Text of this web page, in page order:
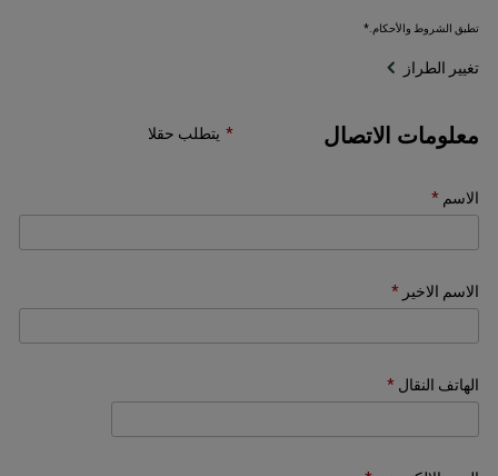
تطبق الشروط والأحكام.*
تغيير الطراز
معلومات الاتصال يتطلب حقلا
الاسم
الاسم الاخير
الهاتف النقال